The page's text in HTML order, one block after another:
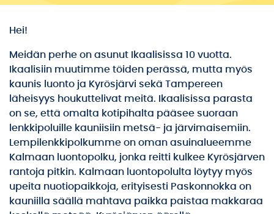
Hei!
Meidän perhe on asunut Ikaalisissa 10 vuotta.
Ikaalisiin muutimme töiden perässä, mutta myös
kaunis luonto ja Kyrösjärvi sekä Tampereen
läheisyys houkuttelivat meitä. Ikaalisissa parasta
on se, että omalta kotipihalta pääsee suoraan
lenkkipoluille kauniisiin metsä- ja järvimaisemiin.
Lempilenkkipolkumme on oman asuinalueemme
Kalmaan luontopolku, jonka reitti kulkee Kyrösjärven
rantoja pitkin. Kalmaan luontopolulta löytyy myös
upeita nuotiopaikkoja, erityisesti Paskonnokka on
kauniilla säällä mahtava paikka paistaa makkaraa